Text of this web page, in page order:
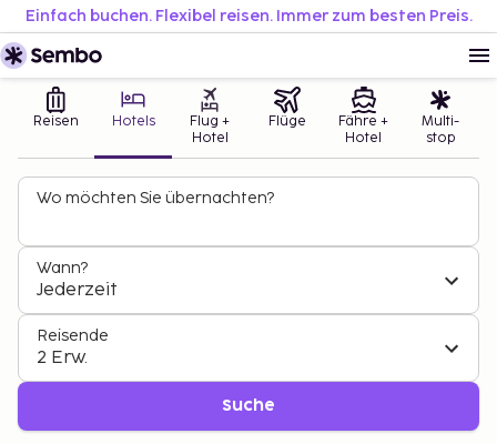
Einfach buchen. Flexibel reisen. Immer zum besten Preis.
Reisen Hotels
Flug +
Hotel
Flüge
Fähre +
Hotel
Multi-
stop
Wo möchten Sie übernachten?
Wann?
Jederzeit
Reisende
2 Erw.
Suche